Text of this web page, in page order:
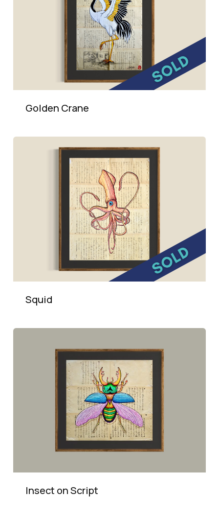
Golden Crane
Squid
Insect on Script